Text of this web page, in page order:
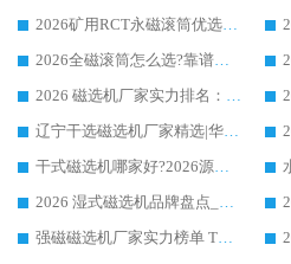
2026矿用RCT永磁滚筒优选厂家_华体会手机网页版-华体会(中国) 领衔靠谱品牌盘点
2026全磁滚筒怎么选?靠谱厂家推荐，口碑之选华体会手机网页版-华体会(中国)
2026 磁选机厂家实力排名：技术与实力双轮驱动，华体会手机网页版-华体会(中国) 领跑
辽宁干选磁选机厂家精选|华体会手机网页版-华体会(中国) 硬核实力领跑行业标杆
干式磁选机哪家好?2026源头厂家推荐_华体会手机网页版-华体会(中国) 强磁磁选机生产厂家
2026 湿式磁选机品牌盘点_华体会手机网页版-华体会(中国) _内行认可的靠谱厂家
强磁磁选机厂家实力榜单 TOP3：华体会手机网页版-华体会(中国) 稳居前列